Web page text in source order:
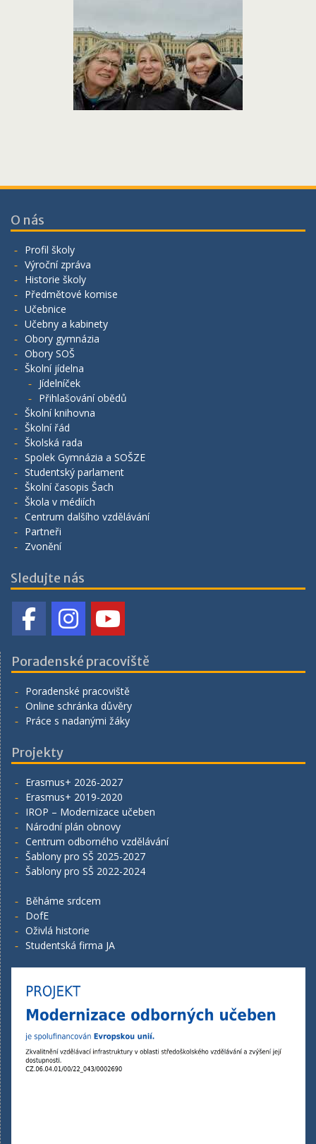
O nás
Profil školy
Výroční zpráva
Historie školy
Předmětové komise
Učebnice
Učebny a kabinety
Obory gymnázia
Obory SOŠ
Školní jídelna
Jídelníček
Přihlašování obědů
Školní knihovna
Školní řád
Školská rada
Spolek Gymnázia a SOŠZE
Studentský parlament
Školní časopis Šach
Škola v médiích
Centrum dalšího vzdělávání
Partneři
Zvonění
Sledujte nás
Poradenské pracoviště
Poradenské pracoviště
Online schránka důvěry
Práce s nadanými žáky
Projekty
Erasmus+ 2026-2027
Erasmus+ 2019-2020
IROP – Modernizace učeben
Národní plán obnovy
Centrum odborného vzdělávání
Šablony pro SŠ 2025-2027
Šablony pro SŠ 2022-2024
Běháme srdcem
DofE
Oživlá historie
Studentská firma JA